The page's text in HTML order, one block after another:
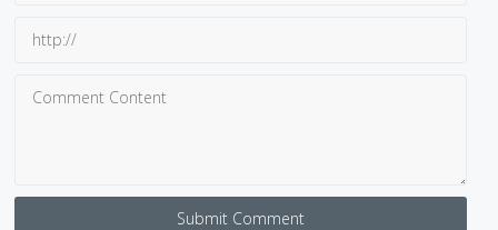
Submit Comment